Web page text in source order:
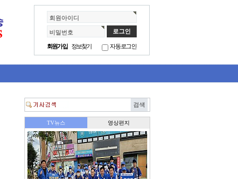
회원아이디
비밀번호
회원가입
정보찾기 자동로그인